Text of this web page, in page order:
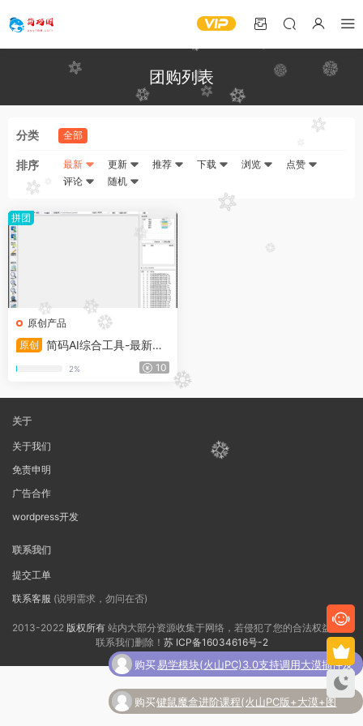
团购列表
分类 全部
排序 最新 更新 推荐 下载 浏览
点赞
评论
随机
原创产品
原创
简码AI综合工具-最新公
2% 10
拼团
关于
关于我们
免责申明
广告合作
wordpress开发
联系我们
提交工单
联系客服 (说明需求，勿问在否)
2013-2022 版权所有 站内大部分资源收集于网络，若侵犯了您的合法权益，请
联系我们删除！ 苏 ICP备16034616号-2
购买易学模块(火山PC)3.0支持调用大漠插件及
购买键鼠魔盒进阶课程(火山PC版+大漠+图